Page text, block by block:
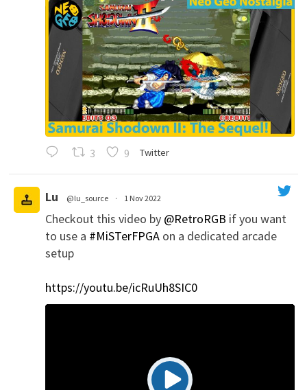
3 9 Twitter
Lu @lu_source · 1 Nov 2022
Checkout this video by @RetroRGB if you want
to use a #MiSTerFPGAon a dedicated arcade
setup
https://youtu.be/icRuUh8SIC0